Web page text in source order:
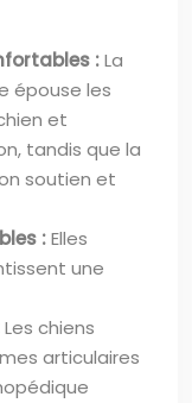
:La
épouse les
et
tandis que la
soutien et
:Elles
une
Les chiens
articulaires